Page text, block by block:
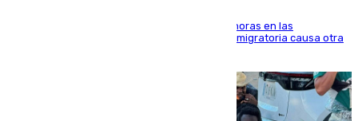
El accidente se produjo alrededor de las 8.00 horas en las
inmediaciones del espigón de Benzú y la crisis migratoria causa otra